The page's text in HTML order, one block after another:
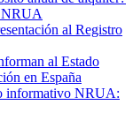
NRUA
al Registro
al Estado
en España
informativo NRUA: